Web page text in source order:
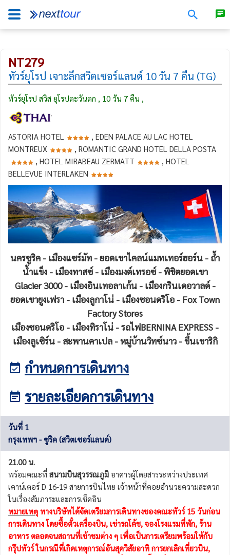
NT279
ทัวร์ยุโรป เจาะลึกสวิตเซอร์แลนด์ 10 วัน 7 คืน (TG)
ทัวร์ยุโรป สวิส ยุโรปตะวันตก , 10 วัน 7 คืน ,
ASTORIA HOTEL
, EDEN PALACE AU LAC HOTEL
MONTREUX
, ROMANTIC GRAND HOTEL DELLA POSTA
, HOTEL MIRABEAU ZERMATT
, HOTEL
BELLEVUE INTERLAKEN
นครซูริค - เมืองแซร์มัท - ยอดเขาไคลน์แมทเทอร์ฮอร์น - ถ้ำ
น้ำแข็ง - เมืองทาสซ์ - เมืองมงต์เทรอซ์ - พิชิตยอดเขา
Glacier 3000 - เมืองอินเทอลาเก้น - เมืองกรินเดอวาลด์ -
ยอดเขายูงเฟรา - เมืองลูกาโน่ - เมืองซอนดริโอ - Fox Town
Factory Stores
เมืองซอนดริโอ - เมืองทิราโน่ - รถไฟBERNINA EXPRESS -
เมืองลูเซิร์น - สะพานคาเปล - หมู่บ้านวิทซ์นาว - ขึ้นเขาริกิ
กำหนดการเดินทาง
รายละเอียดการเดินทาง
วันที่ 1
กรุงเทพฯ - ซูริค (สวิตเซอร์แลนด์)
21.00 น.
พร้อมคณะที่ สนามบินสุวรรณภูมิ อาคารผู้โดยสารระหว่างประเทศ
เคาน์เตอร์ D 16-19 สายการบินไทย เจ้าหน้าที่คอยอำนวยความสะดวก
ในเรื่องสัมภาระและการเช็คอิน
หมายเหตุ ทางบริษัทได้จัดเตรียมการเดินทางของคณะทัวร์ 15 วันก่อน
การเดินทาง โดยซื้อตั๋วเครื่องบิน, เช่ารถโค้ช, จองโรงแรมที่พัก, ร้าน
อาหาร ตลอดจนสถานที่เข้าชมต่าง ๆ เพื่อเป็นการเตรียมพร้อมให้กับ
กรุ๊ปทัวร์ ในกรณีที่เกิดเหตุการณ์อันสุดวิสัยอาทิ การยกเลิกเที่ยวบิน,